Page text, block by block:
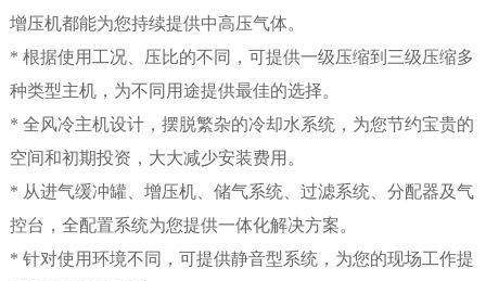
增压机都能为您持续提供中高压气体。
* 根据使用工况、压比的不同，可提供一级压缩到三级压缩多
种类型主机，为不同用途提供最佳的选择。
* 全风冷主机设计，摆脱繁杂的冷却水系统，为您节约宝贵的
空间和初期投资，大大减少安装费用。
* 从进气缓冲罐、增压机、储气系统、过滤系统、分配器及气
控台，全配置系统为您提供一体化解决方案。
* 针对使用环境不同，可提供静音型系统，为您的现场工作提